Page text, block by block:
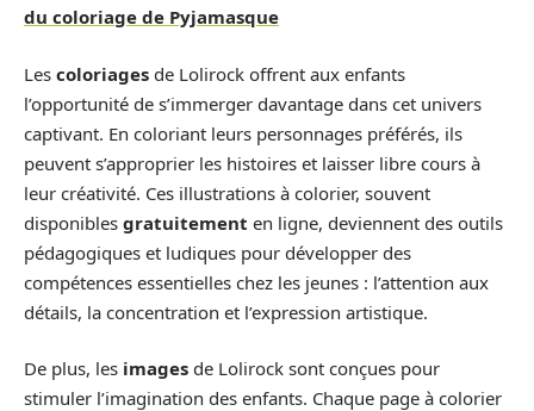
du coloriage de Pyjamasque
Les coloriages de Lolirock offrent aux enfants
l’opportunité de s’immerger davantage dans cet univers
captivant. En coloriant leurs personnages préférés, ils
peuvent s’approprier les histoires et laisser libre cours à
leur créativité. Ces illustrations à colorier, souvent
disponibles gratuitement en ligne, deviennent des outils
pédagogiques et ludiques pour développer des
compétences essentielles chez les jeunes : l’attention aux
détails, la concentration et l’expression artistique.
De plus, les images de Lolirock sont conçues pour
stimuler l’imagination des enfants. Chaque page à colorier